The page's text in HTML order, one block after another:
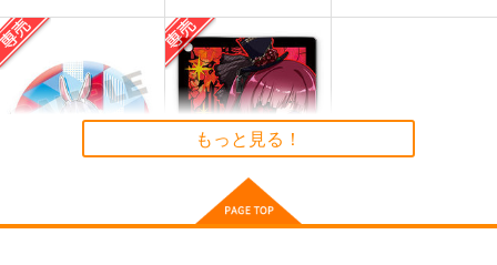
PPPP
WIREFRAME
1,000円（税込）
サンプル
PHS
WIREFRAME
1,000円（税込）
兎田ぺこら
サンプル
作品詳細
兎田ぺこら
サンプル
もっと見る！